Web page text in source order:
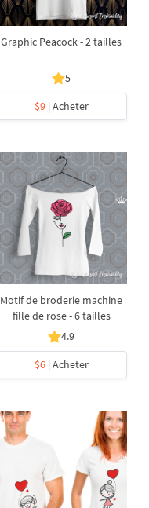
Graphic Peacock - 2 tailles
5
$9| Acheter
Motif de broderie machine
fille de rose - 6 tailles
4.9
$6| Acheter